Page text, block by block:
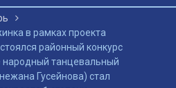
коллективов
школьной
финале
была
в рамках проекта
районный конкурс
танцевальный
Гусейнова) стал